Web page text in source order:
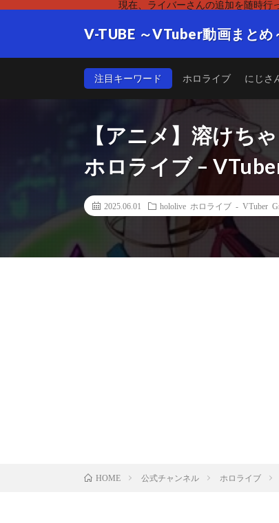
現在、ライバーさんの追加を随時行
V-TUBE ～VTuber動画まとめ
注目キーワード ホロライブ にじさ
【アニメ】溶けち
ホロライブ –
2025.06.01 hololive ホロライブ - VTuber
HOME 公式チャンネル ホロライブ